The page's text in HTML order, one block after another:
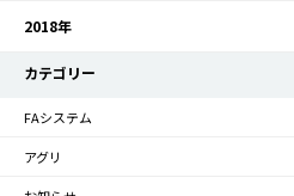
2018年
カテゴリー
FAシステム
アグリ